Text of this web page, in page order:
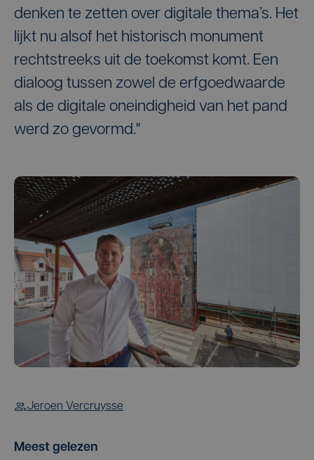
denken te zetten over digitale thema’s. Het
lijkt nu alsof het historisch monument
rechtstreeks uit de toekomst komt. Een
dialoog tussen zowel de erfgoedwaarde
als de digitale oneindigheid van het pand
werd zo gevormd."
Jeroen Vercruysse
Meest gelezen